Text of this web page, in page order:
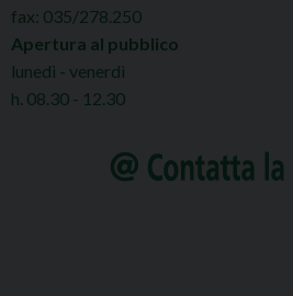
fax: 035/278.250
Apertura al pubblico
lunedì - venerdì
h. 08.30 - 12.30